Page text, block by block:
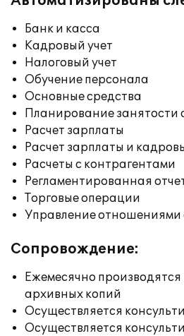
Банк и касса
Кадровый учет
Налоговый учет
Обучение персонала
Основные средства
Планирование занятости
Расчет зарплаты
Расчет зарплаты и
Расчеты с контрагентами
Регламентированная
Торговые операции
Управление отношениями
Сопровождение:
Ежемесячно
архивных копий
Осуществляется
Осуществляется